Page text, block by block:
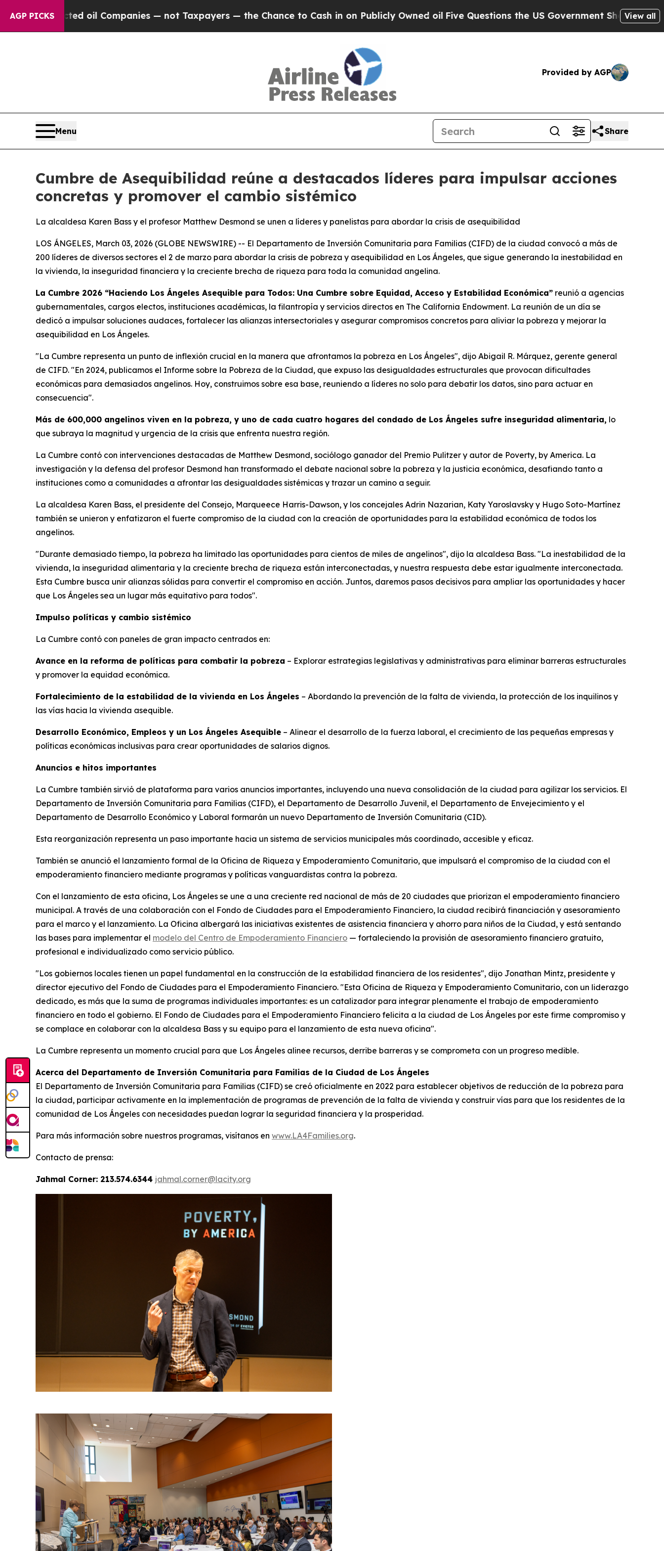
AGP PICKS
oil Companies — not Taxpayers — the Chance to Cash in on Publicly Owned oil Five Questions the US Government Should Answer About Its
View all
Provided by AGP
Menu Share
Cumbre de Asequibilidad reúne a destacados líderes para impulsar acciones
concretas y promover el cambio sistémico
La alcaldesa Karen Bass y el profesor Matthew Desmond se unen a líderes y panelistas para abordar la crisis de asequibilidad
LOS ÁNGELES, March 03, 2026 (GLOBE NEWSWIRE) -- El Departamento de Inversión Comunitaria para Familias (CIFD) de la ciudad convocó a más de
200 líderes de diversos sectores el 2 de marzo para abordar la crisis de pobreza y asequibilidad en Los Ángeles, que sigue generando la inestabilidad en
la vivienda, la inseguridad financiera y la creciente brecha de riqueza para toda la comunidad angelina.
La Cumbre 2026 “Haciendo Los Ángeles Asequible para Todos: Una Cumbre sobre Equidad, Acceso y Estabilidad Económica” reunió a agencias
gubernamentales, cargos electos, instituciones académicas, la filantropía y servicios directos en The California Endowment. La reunión de un día se
dedicó a impulsar soluciones audaces, fortalecer las alianzas intersectoriales y asegurar compromisos concretos para aliviar la pobreza y mejorar la
asequibilidad en Los Ángeles.
"La Cumbre representa un punto de inflexión crucial en la manera que afrontamos la pobreza en Los Ángeles", dijo Abigail R. Márquez, gerente general
de CIFD. "En 2024, publicamos el Informe sobre la Pobreza de la Ciudad, que expuso las desigualdades estructurales que provocan dificultades
económicas para demasiados angelinos. Hoy, construimos sobre esa base, reuniendo a líderes no solo para debatir los datos, sino para actuar en
consecuencia".
Más de 600,000 angelinos viven en la pobreza, y uno de cada cuatro hogares del condado de Los Ángeles sufre inseguridad alimentaria, lo
que subraya la magnitud y urgencia de la crisis que enfrenta nuestra región.
La Cumbre contó con intervenciones destacadas de Matthew Desmond, sociólogo ganador del Premio Pulitzer y autor de Poverty, by America. La
investigación y la defensa del profesor Desmond han transformado el debate nacional sobre la pobreza y la justicia económica, desafiando tanto a
instituciones como a comunidades a afrontar las desigualdades sistémicas y trazar un camino a seguir.
La alcaldesa Karen Bass, el presidente del Consejo, Marqueece Harris-Dawson, y los concejales Adrin Nazarian, Katy Yaroslavsky y Hugo Soto-Martínez
también se unieron y enfatizaron el fuerte compromiso de la ciudad con la creación de oportunidades para la estabilidad económica de todos los
angelinos.
"Durante demasiado tiempo, la pobreza ha limitado las oportunidades para cientos de miles de angelinos", dijo la alcaldesa Bass. "La inestabilidad de la
vivienda, la inseguridad alimentaria y la creciente brecha de riqueza están interconectadas, y nuestra respuesta debe estar igualmente interconectada.
Esta Cumbre busca unir alianzas sólidas para convertir el compromiso en acción. Juntos, daremos pasos decisivos para ampliar las oportunidades y hacer
que Los Ángeles sea un lugar más equitativo para todos".
Impulso políticas y cambio sistémico
La Cumbre contó con paneles de gran impacto centrados en:
Avance en la reforma de políticas para combatir la pobreza – Explorar estrategias legislativas y administrativas para eliminar barreras estructurales
y promover la equidad económica.
Fortalecimiento de la estabilidad de la vivienda en Los Ángeles – Abordando la prevención de la falta de vivienda, la protección de los inquilinos y
las vías hacia la vivienda asequible.
Desarrollo Económico, Empleos y un Los Ángeles Asequible – Alinear el desarrollo de la fuerza laboral, el crecimiento de las pequeñas empresas y
políticas económicas inclusivas para crear oportunidades de salarios dignos.
Anuncios e hitos importantes
La Cumbre también sirvió de plataforma para varios anuncios importantes, incluyendo una nueva consolidación de la ciudad para agilizar los servicios. El
Departamento de Inversión Comunitaria para Familias (CIFD), el Departamento de Desarrollo Juvenil, el Departamento de Envejecimiento y el
Departamento de Desarrollo Económico y Laboral formarán un nuevo Departamento de Inversión Comunitaria (CID).
Esta reorganización representa un paso importante hacia un sistema de servicios municipales más coordinado, accesible y eficaz.
También se anunció el lanzamiento formal de la Oficina de Riqueza y Empoderamiento Comunitario, que impulsará el compromiso de la ciudad con el
empoderamiento financiero mediante programas y políticas vanguardistas contra la pobreza.
Con el lanzamiento de esta oficina, Los Ángeles se une a una creciente red nacional de más de 20 ciudades que priorizan el empoderamiento financiero
municipal. A través de una colaboración con el Fondo de Ciudades para el Empoderamiento Financiero, la ciudad recibirá financiación y asesoramiento
para el marco y el lanzamiento. La Oficina albergará las iniciativas existentes de asistencia financiera y ahorro para niños de la Ciudad, y está sentando
las bases para implementar el modelo del Centro de Empoderamiento Financiero — fortaleciendo la provisión de asesoramiento financiero gratuito,
profesional e individualizado como servicio público.
"Los gobiernos locales tienen un papel fundamental en la construcción de la estabilidad financiera de los residentes", dijo Jonathan Mintz, presidente y
director ejecutivo del Fondo de Ciudades para el Empoderamiento Financiero. "Esta Oficina de Riqueza y Empoderamiento Comunitario, con un liderazgo
dedicado, es más que la suma de programas individuales importantes: es un catalizador para integrar plenamente el trabajo de empoderamiento
financiero en todo el gobierno. El Fondo de Ciudades para el Empoderamiento Financiero felicita a la ciudad de Los Ángeles por este firme compromiso y
se complace en colaborar con la alcaldesa Bass y su equipo para el lanzamiento de esta nueva oficina".
La Cumbre representa un momento crucial para que Los Ángeles alinee recursos, derribe barreras y se comprometa con un progreso medible.
Acerca del Departamento de Inversión Comunitaria para Familias de la Ciudad de Los Ángeles
El Departamento de Inversión Comunitaria para Familias (CIFD) se creó oficialmente en 2022 para establecer objetivos de reducción de la pobreza para
la ciudad, participar activamente en la implementación de programas de prevención de la falta de vivienda y construir vías para que los residentes de la
comunidad de Los Ángeles con necesidades puedan lograr la seguridad financiera y la prosperidad.
Para más información sobre nuestros programas, visítanos en www.LA4Families.org.
Contacto de prensa:
Jahmal Corner: 213.574.6344 jahmal.corner@lacity.org